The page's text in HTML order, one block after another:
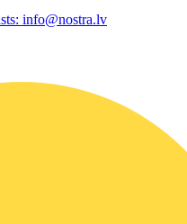
info@nostra.lv